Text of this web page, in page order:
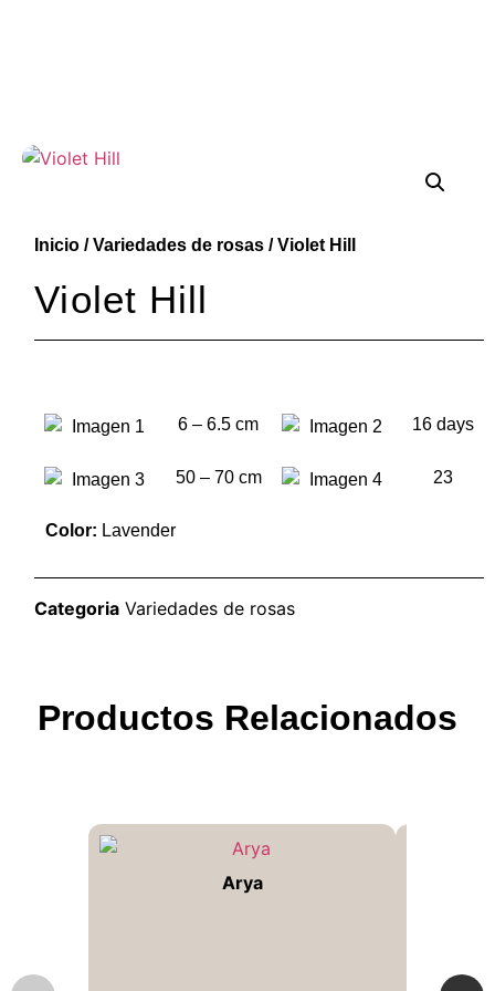
Inicio /Variedades de rosas / Violet Hill
Violet Hill
6 – 6.5 cm 16 days
50 – 70 cm 23
Color: Lavender
Categoria Variedades de rosas
Productos Relacionados
Arya